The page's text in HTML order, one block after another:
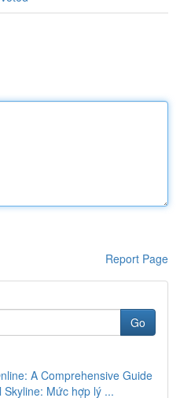
Report Page
Go
A Comprehensive Guide
Mức hợp lý ...